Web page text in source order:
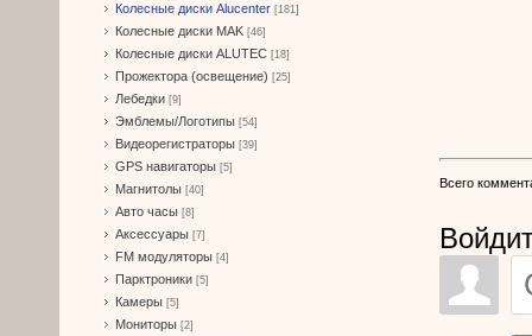
Колесные диски Alucenter [181]
Колесные диски MAK [46]
Колесные диски ALUTEC [18]
Прожектора (освещение) [25]
Лебедки [9]
Эмблемы/Логотипы [54]
Видеорегистраторы [39]
GPS навигаторы [5]
Магнитолы [40]
Авто часы [8]
Аксессуары [7]
FM модуляторы [4]
Парктроники [5]
Камеры [5]
Мониторы [2]
Всего